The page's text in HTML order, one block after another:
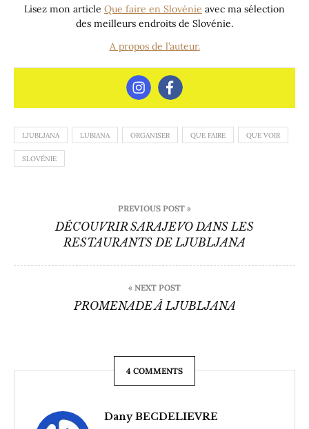
Lisez mon article Que faire en Slovénie avec ma sélection
des meilleurs endroits de Slovénie.
A propos de l’auteur.
LJUBLJANA LUBIANA ORGANISER QUE FAIRE QUE VOIR
SLOVÉNIE
l’article
PREVIOUS POST »
DÉCOUVRIR SARAJEVO DANS LES
RESTAURANTS DE LJUBLJANA
« NEXT POST
PROMENADE À LJUBLJANA
4 COMMENTS
Dany BECDELIEVRE